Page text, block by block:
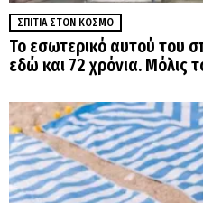
ΣΠΊΤΙΑ ΣΤΟΝ ΚΌΣΜΟ
Το εσωτερικό αυτού του
εδώ και 72 χρόνια. Μόλις